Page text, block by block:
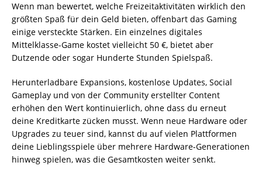
Wenn man bewertet, welche Freizeitaktivitäten wirklich den
größten Spaß für dein Geld bieten, offenbart das Gaming
einige versteckte Stärken. Ein einzelnes digitales
Mittelklasse-Game kostet vielleicht 50 €, bietet aber
Dutzende oder sogar Hunderte Stunden Spielspaß.
Herunterladbare Expansions, kostenlose Updates, Social
Gameplay und von der Community erstellter Content
erhöhen den Wert kontinuierlich, ohne dass du erneut
deine Kreditkarte zücken musst. Wenn neue Hardware oder
Upgrades zu teuer sind, kannst du auf vielen Plattformen
deine Lieblingsspiele über mehrere Hardware-Generationen
hinweg spielen, was die Gesamtkosten weiter senkt.